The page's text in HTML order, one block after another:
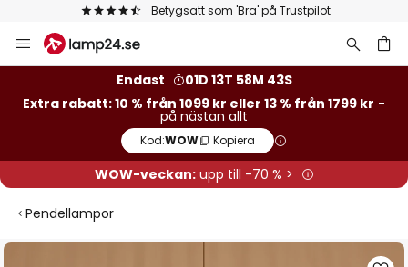
Europas största urval av
Hoppa
till
Endast
01D 13T 58M 42S
Extra rabatt: 10 % från 1099 kr eller 13 % från 1799 kr -
på nästan allt
Kod:WOW Kopiera
WOW-veckan:upp till -70 % >
Pendellampor
Hoppa